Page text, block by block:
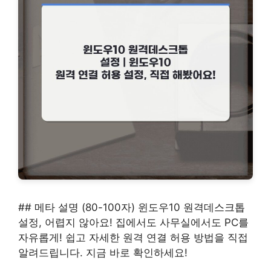
## 메타 설명 (80-100자) 윈도우10 원격데스크톱
설정, 어렵지 않아요! 집에서도 사무실에서도 PC를
자유롭게! 쉽고 자세한 원격 연결 허용 방법을 직접
알려드립니다. 지금 바로 확인하세요!